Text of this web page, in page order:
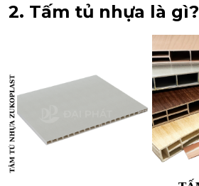
2. Tấm tủ nhựa là gì?